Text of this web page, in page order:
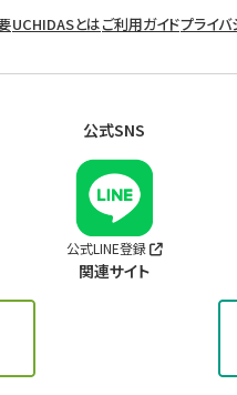
UCHIDASとはご利用ガイドプライ
公式SNS
公式LINE登録
関連サイト